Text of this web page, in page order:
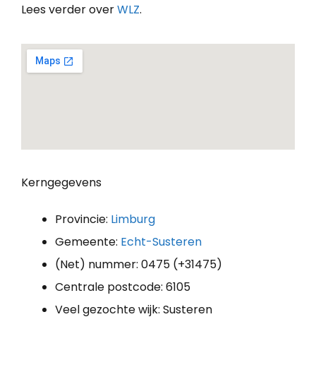
Lees verder overWLZ.
Kerngegevens
Provincie: Limburg
Gemeente: Echt-Susteren
(Net) nummer: 0475 (+31475)
Centrale postcode: 6105
Veel gezochte wijk: Susteren